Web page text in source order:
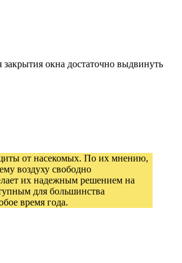
окна достаточно выдвинуть
от насекомых. По их мнению,
воздуху свободно
их надежным решением на
для большинства
время года.